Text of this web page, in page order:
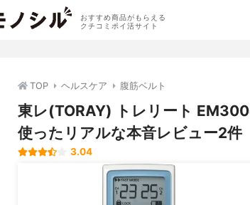
おすすめ商品がもらえる
クチコミポイ活サイト
TOP ヘルスケア 腹筋ベルト
東レ(TORAY) トレリート
使ったリアルな本音レビュー2件
3.04